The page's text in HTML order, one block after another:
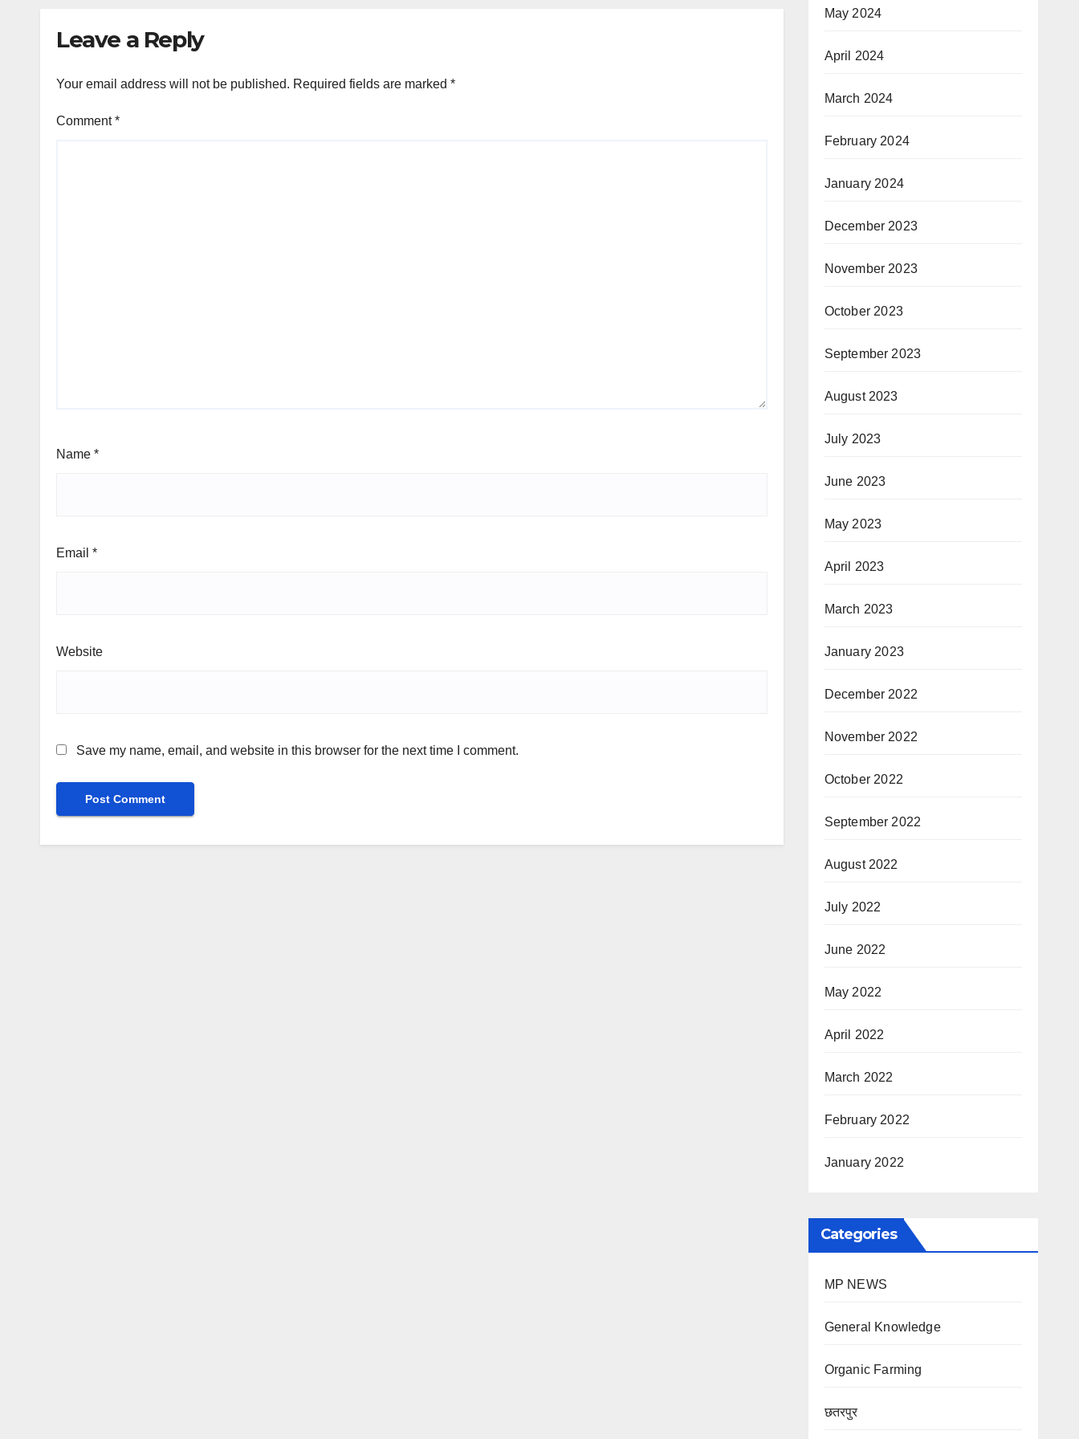
Leave a Reply
Your email address will not be published. Required fields are marked *
Comment*
Name *
Email *
Website
Save my name, email, and website in this browser for the next time I comment.
May 2024
April 2024
March 2024
February 2024
January 2024
December 2023
November 2023
October 2023
September 2023
August 2023
July 2023
June 2023
May 2023
April 2023
March 2023
January 2023
December 2022
November 2022
October 2022
September 2022
August 2022
July 2022
June 2022
May 2022
April 2022
March 2022
February 2022
January 2022
Categories
MP NEWS
General Knowledge
Organic Farming
छतरपुर